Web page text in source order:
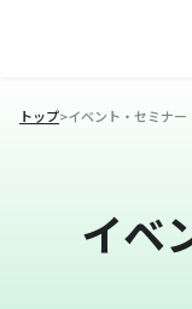
トップ>イベント・セミナー
イベ